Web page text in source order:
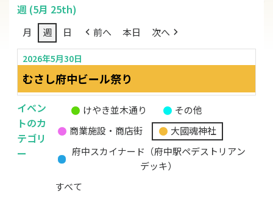
週 (5月 25th)
月 週 日 前へ 本日 次へ
2026年5月30日
むさし府中ビール祭り
イベン
トのカ
テゴリ
ー
題
カ
ゴ
けやき並木通り
その他
商業施設・商店街
大國魂神社
府中スカイナード（府中駅ペデストリアン
デッキ）
すべて